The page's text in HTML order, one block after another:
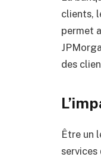
clients,
permet
des
Être un
services